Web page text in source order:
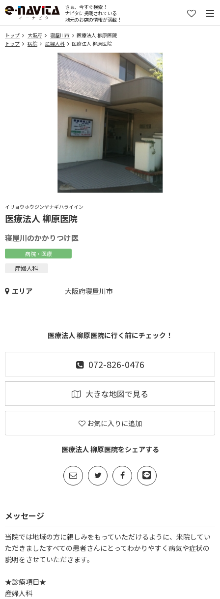
さぁ、今すぐ検索！
ナビタに掲載されている
地元のお店の情報が満載！
トップ 大阪府 寝屋川市
医療法人 柳原医院
トップ
病院 産婦人科 医療法人 柳原医院
イリョウホウジンヤナギハライイン
医療法人 柳原医院
寝屋川のかかりつけ医
病院・医療
産婦人科
エリア 大阪府寝屋川市
医療法人 柳原医院に行く前にチェック！
072-826-0476
大きな地図で見る
お気に入りに追加
医療法人 柳原医院をシェアする
メッセージ
当院では地域の方に親しみをもっていただけるように、来院してい
ただきましたすべての患者さんにとってわかりやすく病気や症状の
説明をさせていただきます。
★診療項目★
産婦人科